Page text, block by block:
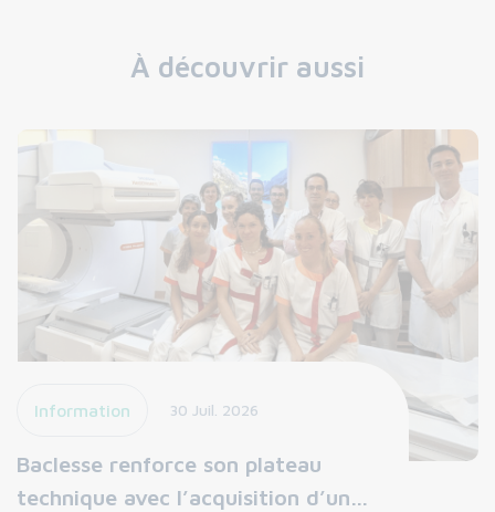
À découvrir aussi
Information 30 Juil. 2026
Baclesse renforce son plateau
technique avec l’acquisition d’un…